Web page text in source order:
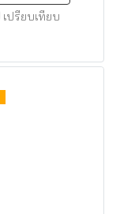
เปรียบเทียบ